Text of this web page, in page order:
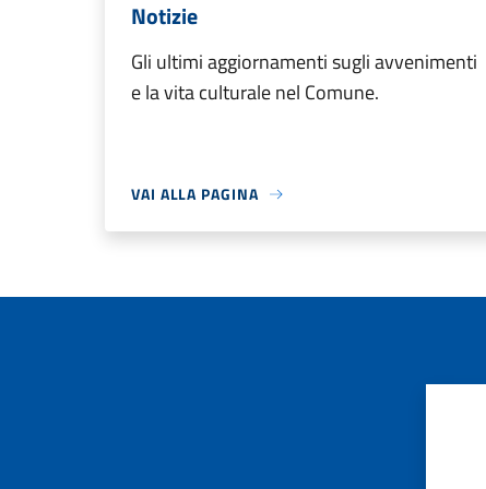
Notizie
Gli ultimi aggiornamenti sugli avvenimenti
e la vita culturale nel Comune.
VAI ALLA PAGINA